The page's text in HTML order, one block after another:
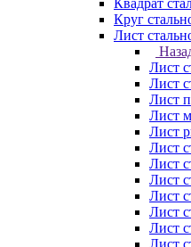
Квадрат
Круг
Лист
Лист
Лист
Лист
Лист
Лист
Лист
Лист
Лист
Лист
Лист
Лист
Лист